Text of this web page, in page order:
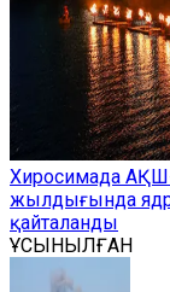
Хиросимада
жылдығында
қайталанды
ҰСЫНЫЛҒАН